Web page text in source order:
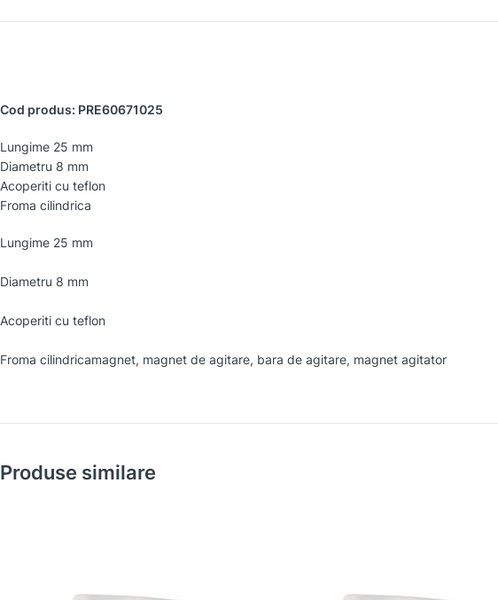
Cod produs: PRE60671025
Lungime 25 mm
Diametru 8 mm
Acoperiti cu teflon
Froma cilindrica
Lungime 25 mm
Diametru 8 mm
Acoperiti cu teflon
Froma cilindricamagnet, magnet de agitare, bara de agitare, magnet agitator
Produse similare